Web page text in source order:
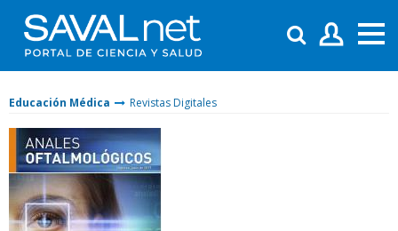
Educación Médica Revistas Digitales